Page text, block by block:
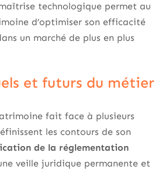
technologique permet au
d’optimiser son efficacité
un marché de plus en plus
et futurs du métier
fait face à plusieurs
les contours de son
de la réglementation
veille juridique permanente et